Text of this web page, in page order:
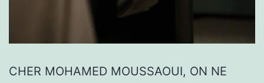
CHER MOHAMED MOUSSAOUI, ON NE